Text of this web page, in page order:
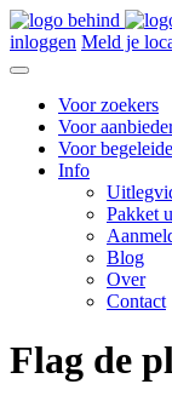
inloggen Meld je
Voor zoekers
Voor
Voor
Info
Pakket
Blog
Over
Contact
Flag de